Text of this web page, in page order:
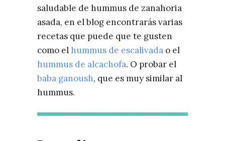
saludable de hummus de zanahoria
asada, en el blog encontrarás varias
recetas que puede que te gusten
como el hummus de escalivada o el
hummus de alcachofa. O probar el
baba ganoush, que es muy similar al
hummus.